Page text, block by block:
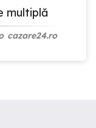
multiplă
cazare24.ro